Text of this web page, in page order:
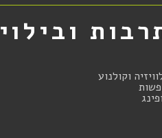
ובילוי
וקולנוע